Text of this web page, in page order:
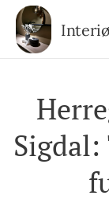
Sigdal: